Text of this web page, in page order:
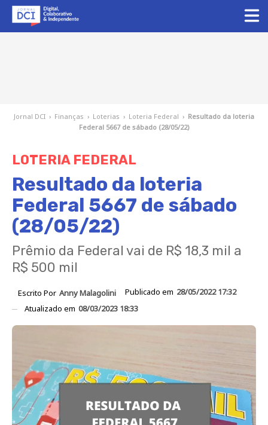
Jornal DCI › Finanças › Loterias › Loteria Federal › Resultado da loteria
Federal 5667 de sábado (28/05/22)
LOTERIA FEDERAL
Resultado da loteria
Federal 5667 de sábado
(28/05/22)
Prêmio da Federal vai de R$ 18,3 mil a
R$ 500 mil
Escrito Por Anny Malagolini Publicado em 28/05/2022 17:32
Atualizado em 08/03/2023 18:33